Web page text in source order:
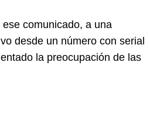
comunicado, a una
desde un número con serial
la preocupación de las